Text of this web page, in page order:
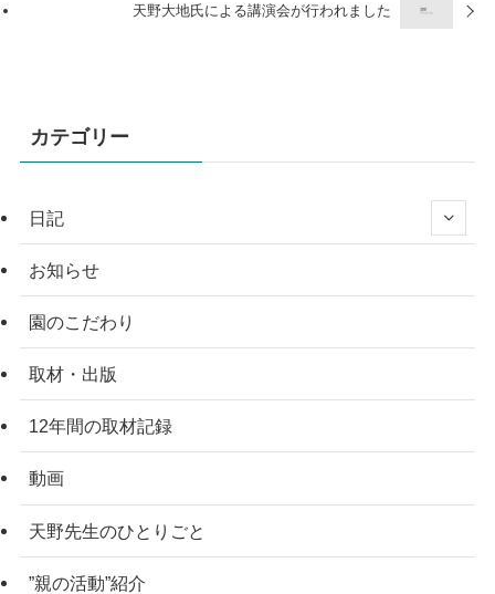
天野大地氏による講演会が行われました
カテゴリー
日記
お知らせ
園のこだわり
取材・出版
12年間の取材記録
動画
天野先生のひとりごと
”親の活動”紹介